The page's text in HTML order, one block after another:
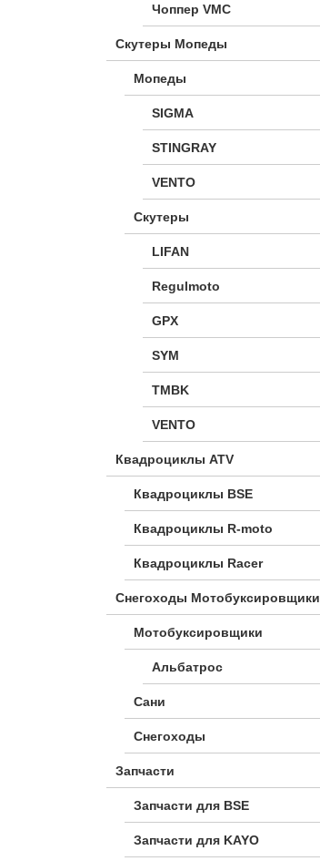
Чоппер VMC
Скутеры Мопеды
Мопеды
SIGMA
STINGRAY
VENTO
Скутеры
LIFAN
Regulmoto
GPX
SYM
TMBK
VENTO
Квадроциклы ATV
Квадроциклы BSE
Квадроциклы R-moto
Квадроциклы Racer
Снегоходы Мотобуксировщики
Мотобуксировщики
Альбатрос
Сани
Снегоходы
Запчасти
Запчасти для BSE
Запчасти для KAYO